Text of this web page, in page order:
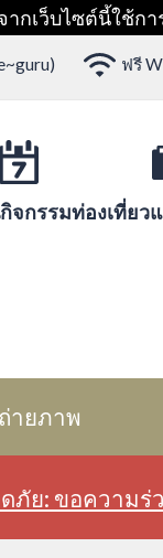
กเว็บไซต์นี้ใช้
ฟรี
จกรรมท่องเที่ยว
ายภาพ
ภัย: ขอความ